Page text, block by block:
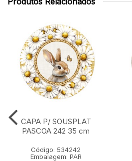
CAPA P/ SOUSPLAT
PASCOA 242 35 cm
Código: 534242
Embalagem: PAR